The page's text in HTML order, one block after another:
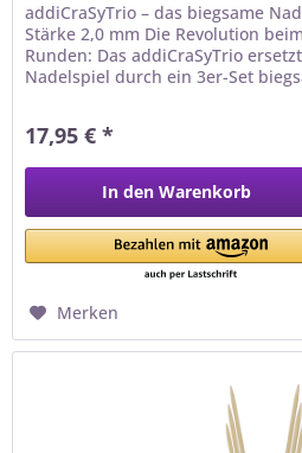
addiCraSyTrio – das biegsame
Stärke 2,0 mm Die Revolution
Runden: Das addiCraSyTrio
Nadelspiel durch ein 3er-Set
bedeutet nur zwei Nadelwechsel
17,95 € *
In den Warenkorb
Merken